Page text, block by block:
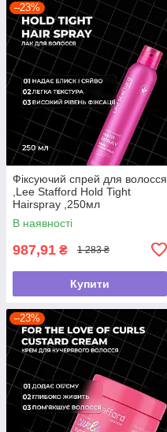
–23%
Фіксуючий спрей для волосся
,Lee Stafford Hold Tight
Hairspray ,250мл
В наявності
987,91 ₴ 1 283 ₴
Купити
–23%